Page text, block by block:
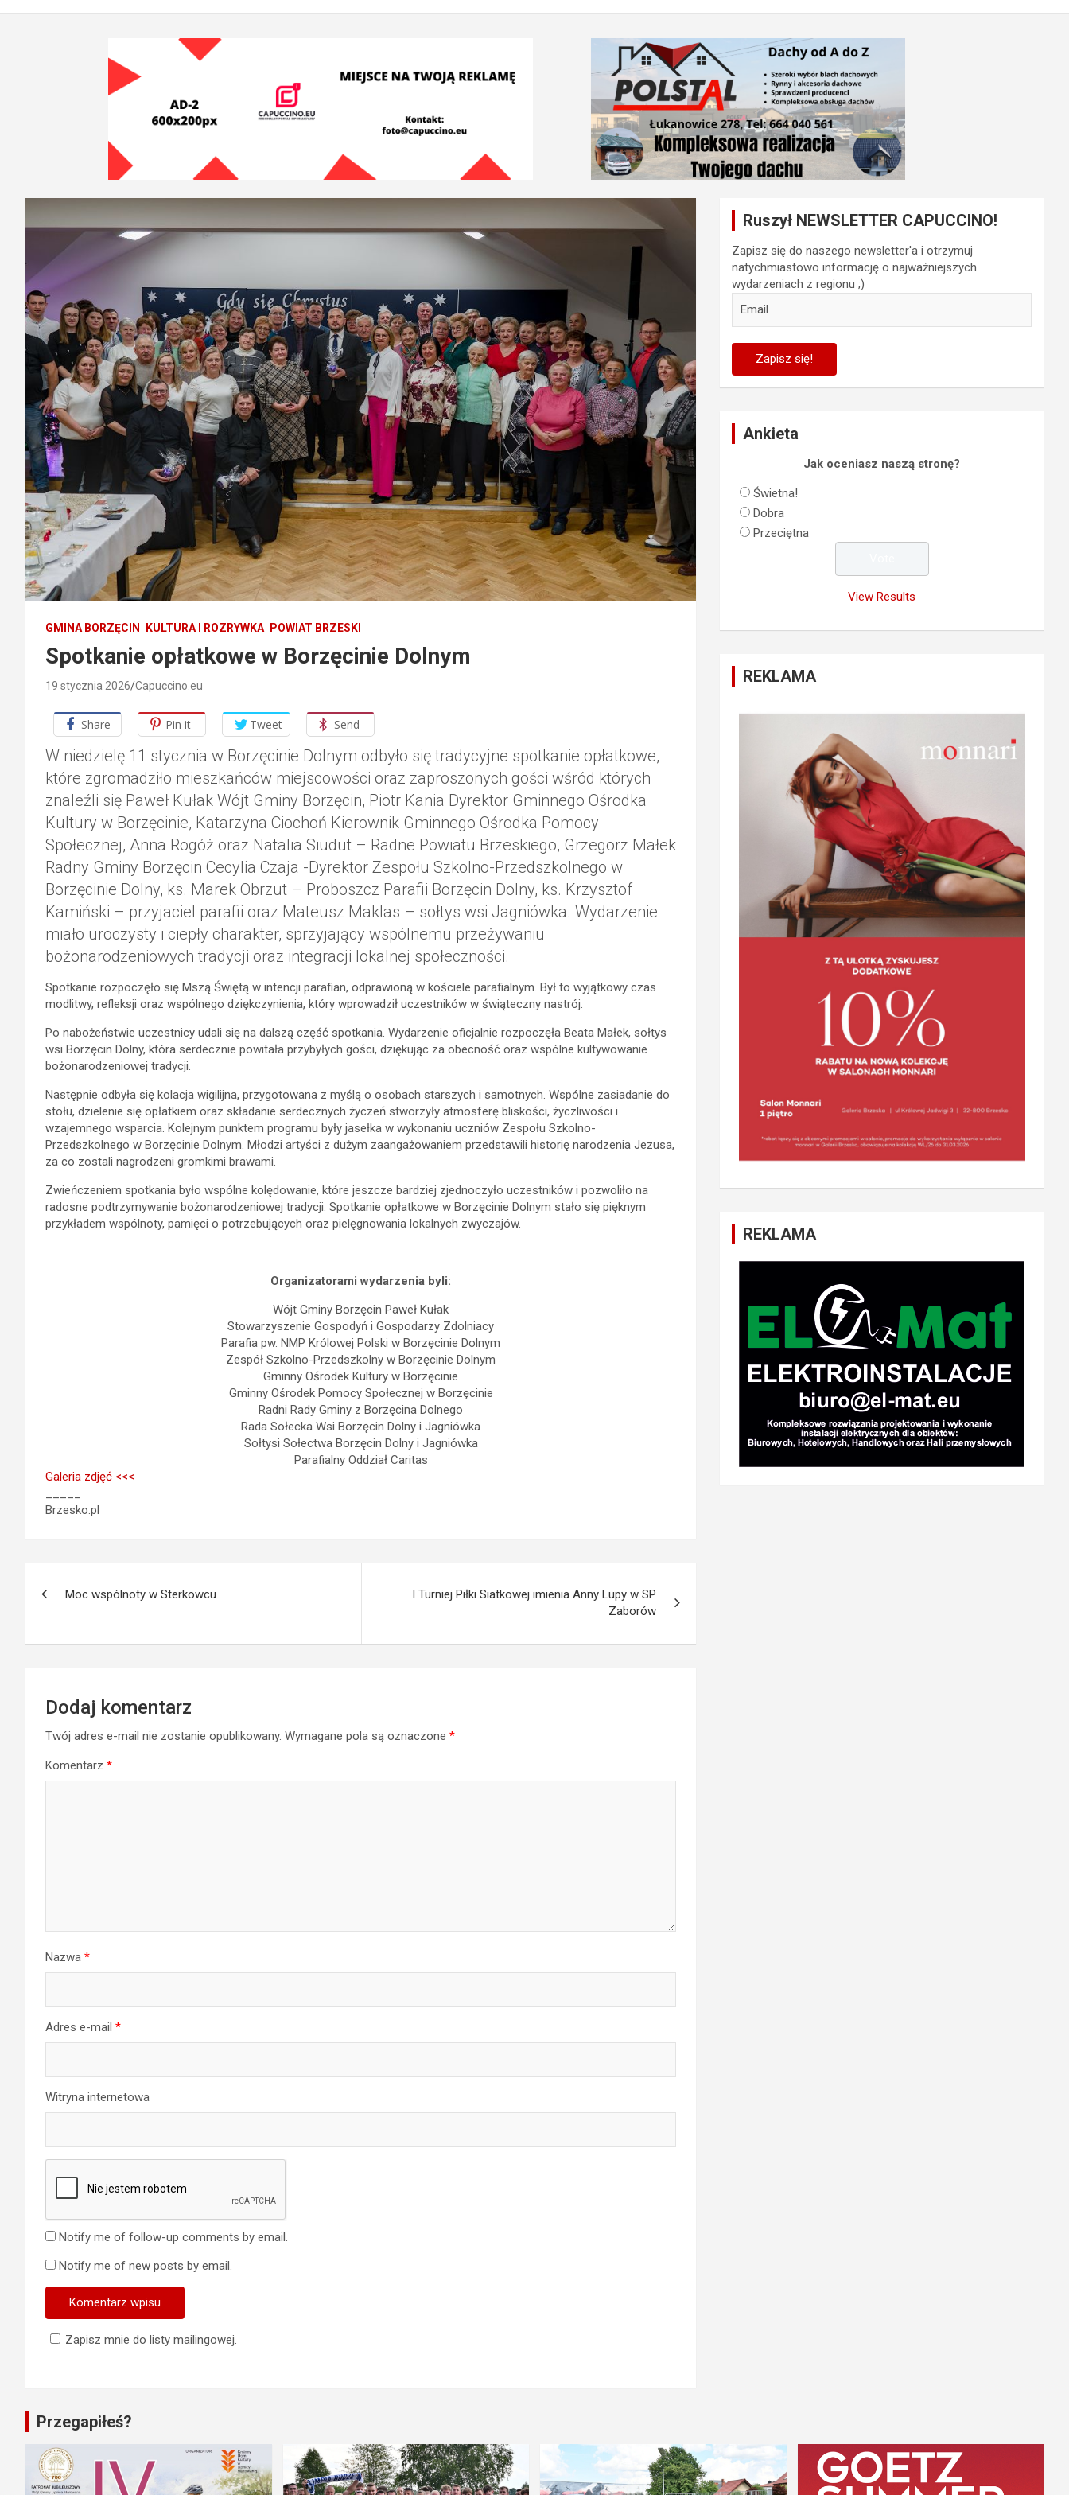
GMINA BORZĘCIN KULTURA I ROZRYWKA POWIAT BRZESKI
Spotkanie opłatkowe w Borzęcinie Dolnym
19 stycznia 2026 Capuccino.eu
Share Pin it Tweet Send
W niedzielę 11 stycznia w Borzęcinie Dolnym odbyło się tradycyjne spotkanie opłatkowe,
które zgromadziło mieszkańców miejscowości oraz zaproszonych gości wśród których
znaleźli się Paweł Kułak Wójt Gminy Borzęcin, Piotr Kania Dyrektor Gminnego Ośrodka
Kultury w Borzęcinie, Katarzyna Ciochoń Kierownik Gminnego Ośrodka Pomocy
Społecznej, Anna Rogóż oraz Natalia Siudut – Radne Powiatu Brzeskiego, Grzegorz Małek
Radny Gminy Borzęcin Cecylia Czaja -Dyrektor Zespołu Szkolno-Przedszkolnego w
Borzęcinie Dolny, ks. Marek Obrzut – Proboszcz Parafii Borzęcin Dolny, ks. Krzysztof
Kamiński – przyjaciel parafii oraz Mateusz Maklas – sołtys wsi Jagniówka. Wydarzenie
miało uroczysty i ciepły charakter, sprzyjający wspólnemu przeżywaniu
bożonarodzeniowych tradycji oraz integracji lokalnej społeczności.
Spotkanie rozpoczęło się Mszą Świętą w intencji parafian, odprawioną w kościele parafialnym. Był to wyjątkowy czas
modlitwy, refleksji oraz wspólnego dziękczynienia, który wprowadził uczestników w świąteczny nastrój.
Po nabożeństwie uczestnicy udali się na dalszą część spotkania. Wydarzenie oficjalnie rozpoczęła Beata Małek, sołtys
wsi Borzęcin Dolny, która serdecznie powitała przybyłych gości, dziękując za obecność oraz wspólne kultywowanie
bożonarodzeniowej tradycji.
Następnie odbyła się kolacja wigilijna, przygotowana z myślą o osobach starszych i samotnych. Wspólne zasiadanie do
stołu, dzielenie się opłatkiem oraz składanie serdecznych życzeń stworzyły atmosferę bliskości, życzliwości i
wzajemnego wsparcia. Kolejnym punktem programu były jasełka w wykonaniu uczniów Zespołu Szkolno-
Przedszkolnego w Borzęcinie Dolnym. Młodzi artyści z dużym zaangażowaniem przedstawili historię narodzenia Jezusa,
za co zostali nagrodzeni gromkimi brawami.
Zwieńczeniem spotkania było wspólne kolędowanie, które jeszcze bardziej zjednoczyło uczestników i pozwoliło na
radosne podtrzymywanie bożonarodzeniowej tradycji. Spotkanie opłatkowe w Borzęcinie Dolnym stało się pięknym
przykładem wspólnoty, pamięci o potrzebujących oraz pielęgnowania lokalnych zwyczajów.
Organizatorami wydarzenia byli:
Wójt Gminy Borzęcin Paweł Kułak
Stowarzyszenie Gospodyń i Gospodarzy Zdolniacy
Parafia pw. NMP Królowej Polski w Borzęcinie Dolnym
Zespół Szkolno-Przedszkolny w Borzęcinie Dolnym
Gminny Ośrodek Kultury w Borzęcinie
Gminny Ośrodek Pomocy Społecznej w Borzęcinie
Radni Rady Gminy z Borzęcina Dolnego
Rada Sołecka Wsi Borzęcin Dolny i Jagniówka
Sołtysi Sołectwa Borzęcin Dolny i Jagniówka
Parafialny Oddział Caritas
Galeria zdjęć <<<
Brzesko.pl
Moc wspólnoty w Sterkowcu
I Turniej Piłki Siatkowej imienia Anny Lupy w SP
Zaborów
Dodaj komentarz
Twój adres e-mail nie zostanie opublikowany. Wymagane pola są oznaczone *
Komentarz *
Nazwa *
Adres e-mail *
Witryna internetowa
Notify me of follow-up comments by email.
Notify me of new posts by email.
Zapisz mnie do listy mailingowej.
Ruszył NEWSLETTER CAPUCCINO!
Zapisz się do naszego newsletter'a i otrzymuj
natychmiastowo informację o najważniejszych
wydarzeniach z regionu ;)
Ankieta
Jak oceniasz naszą stronę?
Świetna!
Dobra
Przeciętna
View Results
REKLAMA
REKLAMA
Przegapiłeś?